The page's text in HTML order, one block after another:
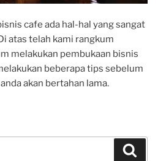
cafe ada hal-hal yang sangat
atas telah kami rangkum
melakukan pembukaan bisnis
beberapa tips sebelum
akan bertahan lama.